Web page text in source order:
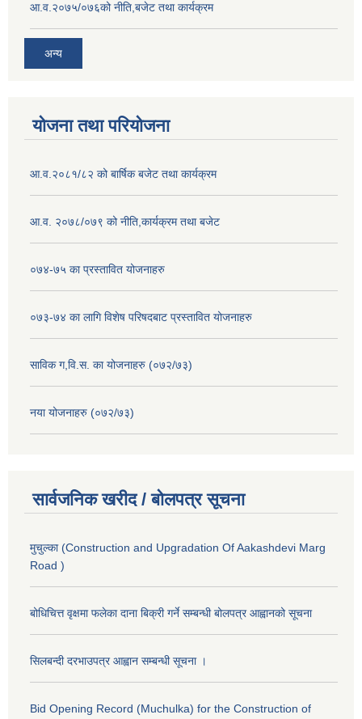
आ.व.२०७५/०७६को नीति,बजेट तथा कार्यक्रम
अन्य
योजना तथा परियोजना
आ.व.२०८१/८२ को बार्षिक बजेट तथा कार्यक्रम
आ.व. २०७८/०७९ को नीति,कार्यक्रम तथा बजेट
०७४-७५ का प्रस्तावित योजनाहरु
०७३-७४ का लागि विशेष परिषदबाट प्रस्तावित योजनाहरु
साविक ग,वि.स. का योजनाहरु (०७२/७३)
नया योजनाहरु (०७२/७३)
सार्वजनिक खरीद / बोलपत्र सूचना
मुचुल्का (Construction and Upgradation Of Aakashdevi Marg
Road )
बोधिचित्त वृक्षमा फलेका दाना बिक्री गर्ने सम्बन्धी बोलपत्र आह्वानको सूचना
सिलबन्दी दरभाउपत्र आह्वान सम्बन्धी सूचना ।
Bid Opening Record (Muchulka) for the Construction of